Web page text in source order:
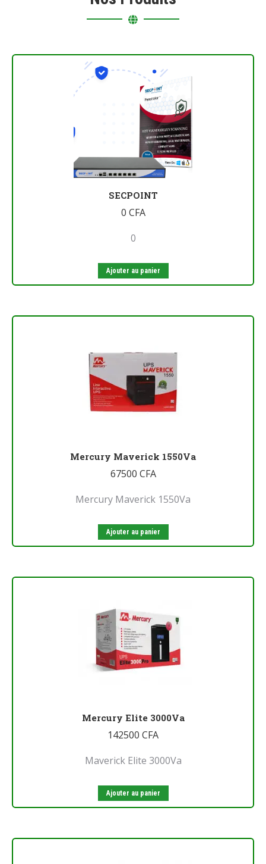
SECPOINT
0 CFA
0
Ajouter au panier
Mercury Maverick 1550Va
67500 CFA
Mercury Maverick 1550Va
Ajouter au panier
Mercury Elite 3000Va
142500 CFA
Maverick Elite 3000Va
Ajouter au panier